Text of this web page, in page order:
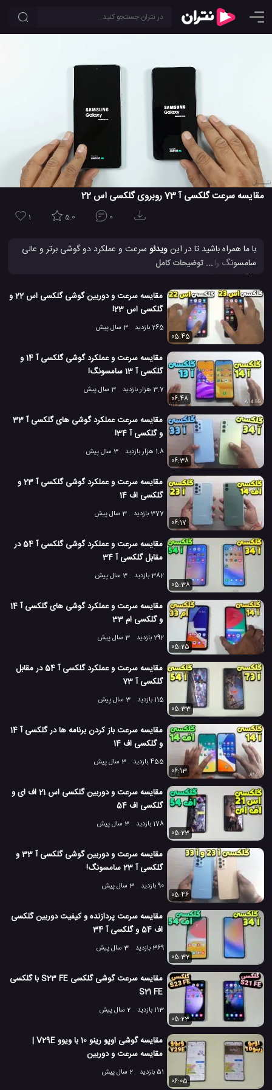
مقایسه سرعت گلکسی آ 73 روبروی گلکسی اس 22
1 5.0 0
با ما همراه باشید تا در اینویدئو سرعت و عملکرد دو گوشی برتر و عالی
خواهد داشت ؟ گلکسی آ 73 سامسونگ دارای یک صفحه نمایش 6.7
اینچی Super AMOLED+ با نرخ تازه سازی 120 هرتزی است. همچنین
سامسونگ دارای یک نمایشگر 6.1 اینچی Dynamic AMOLED 2X
کاربران می گذارد. خودتان تست سرعت این دو گوشی برتر را در اینجا
مشاهده کنید.
# بررسی گلکسی آ 73 سامسونگ
# بررسی گلکسی اس 22 سامسونگ تست سرعت گوشی همراه
# تست سرعت موبایل # گلکسی آ 73 سامسونگ
# مشخصات گلکسی آ 73 سامسونگ
# مشخصات گلکسی اس 22 سامسونگ
معرفی گلکسی اس 22 سامسونگ
667 بازدید
4 سال پیش تکنولوژی موبایل نقد و بررسی
... توضیحات کامل
مقایسه سرعت و دوربین گوشی گلکسی اس 22 و
گلکسی اس 23!
265 بازدید
3 سال پیش
05:45
مقایسه سرعت و عملکرد گوشی گلکسی آ 14 و
گلکسی آ 13 سامسونگ!
3.7 هزار بازدید
3 سال پیش
06:48
مقایسه سرعت عملکرد گوشی های گلکسی آ 33
و گلکسی آ 34!
1.8 هزار بازدید
3 سال پیش
06:38
مقایسه سرعت و عملکرد گوشی گلکسی آ 23 و
گلکسی اف 14
377 بازدید
3 سال پیش
06:17
مقایسه سرعت و عملکرد گوشی گلکسی آ 54 در
مقابل گلکسی آ 34
382 بازدید
3 سال پیش
05:38
مقایسه سرعت و عملکرد گوشی های گلکسی آ 14
و گلکسی ام 33
292 بازدید
3 سال پیش
05:25
مقایسه سرعت و عملکرد گلکسی آ 54 در مقابل
گلکسی آ 73
115 بازدید
3 سال پیش
05:33
مقایسه سرعت باز کردن برنامه ها در گلکسی آ 14
و گلکسی اف 14
455 بازدید
3 سال پیش
06:13
مقایسه سرعت و دوربین گلکسی اس 21 اف ای و
گلکسی اف 54
178 بازدید
3 سال پیش
05:23
مقایسه سرعت و دوربین گوشی گلکسی آ 33 و
گلکسی آ 23 سامسونگ!
90 بازدید
3 سال پیش
05:46
مقایسه سرعت پردازنده و کیفیت دوربین گلکسی
اف 54 و گلکسی آ 34
369 بازدید
3 سال پیش
05:32
مقایسه سرعت گوشی گلکسی S23 FE با گلکسی
S21 FE
113 بازدید
2 سال پیش
05:23
مقایسه گوشی اوپو رینو 10 با ویوو V29E |
مقایسه سرعت و دوربین
51 بازدید
2 سال پیش
06:05